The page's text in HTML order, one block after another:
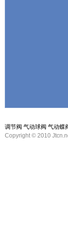
调节阀 气动球阀 气动蝶
Copyright © 2010